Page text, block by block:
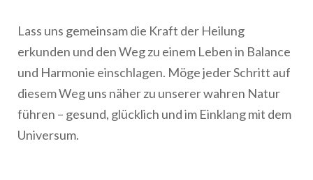
Lass uns gemeinsam die Kraft der Heilung
erkunden und den Weg zu einem Leben in Balance
und Harmonie einschlagen. Möge jeder Schritt auf
diesem Weg uns näher zu unserer wahren Natur
führen – gesund, glücklich und im Einklang mit dem
Universum.